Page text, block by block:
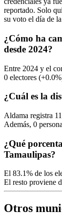
reportado. Solo
su voto el día de
¿Cómo ha
desde 2024?
Entre 2024 y el
0 electores (+0.0%
¿Cuál es la
Aldama registra
Además, 0
¿Qué
Tamaulipas?
El 83.1% de los
El resto proviene
Otros